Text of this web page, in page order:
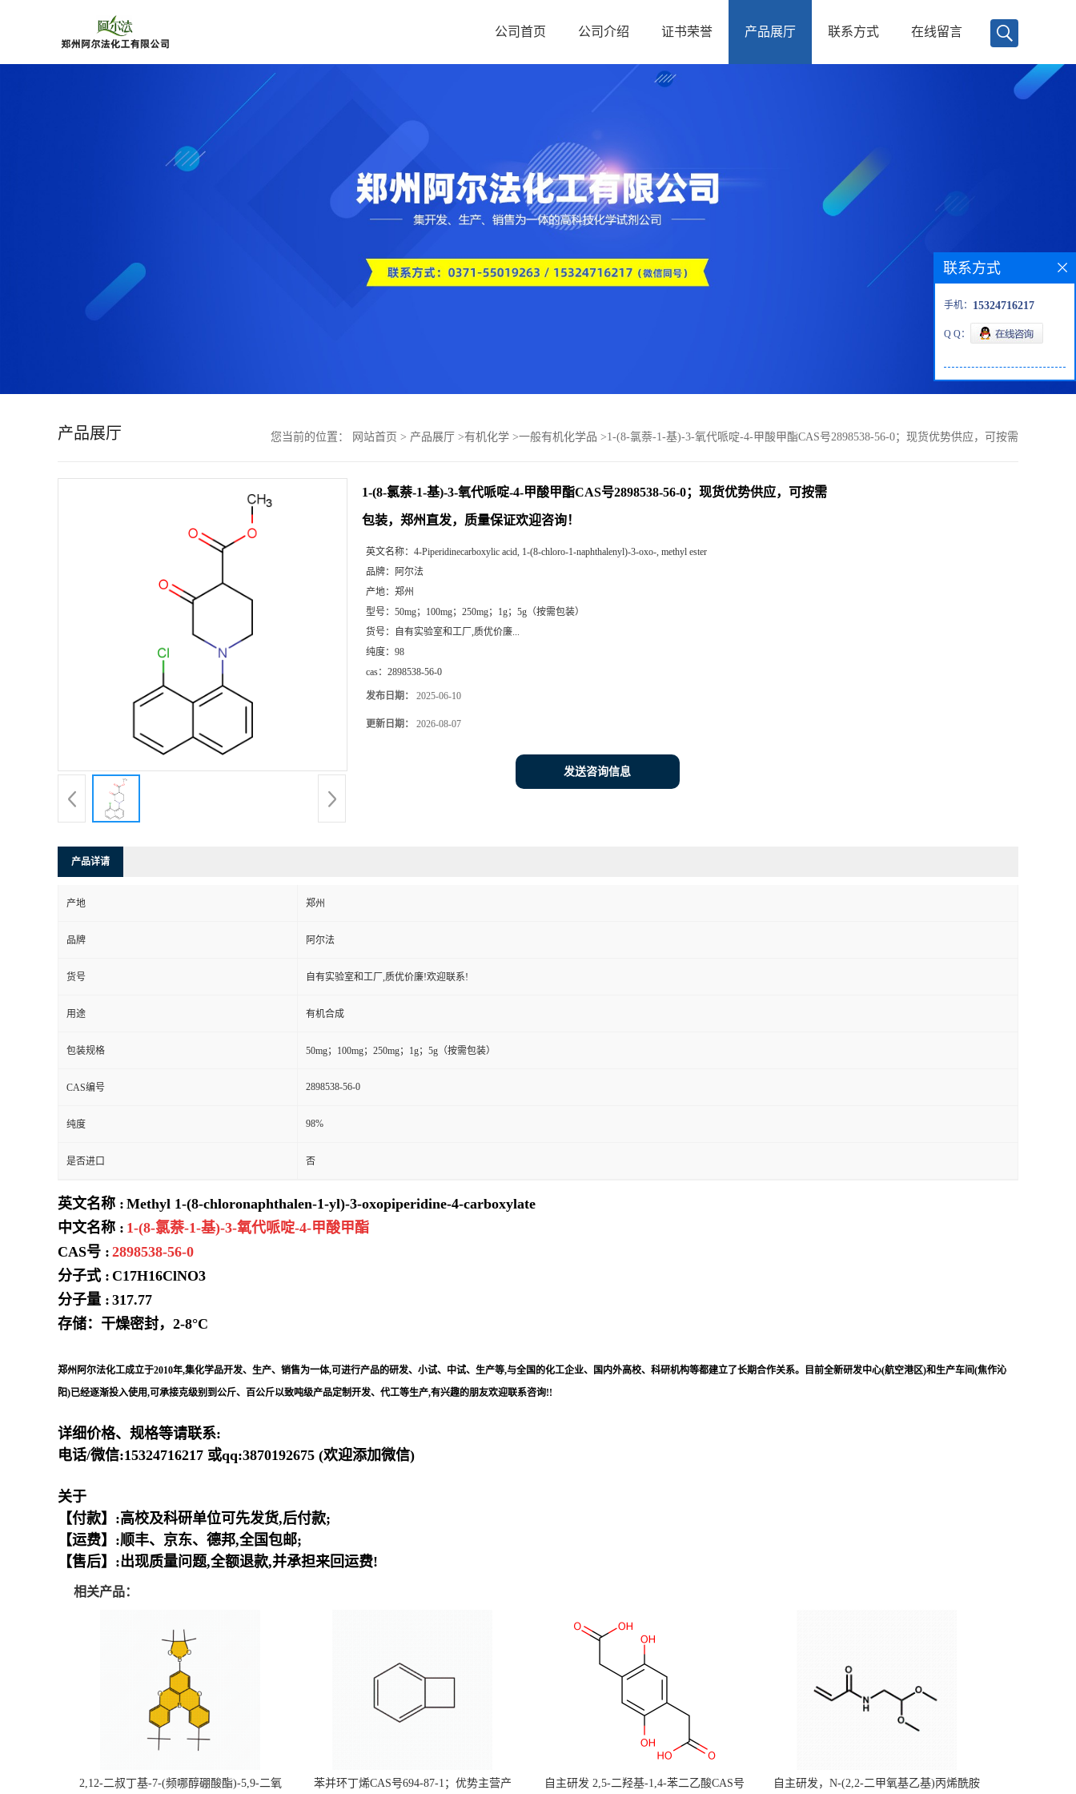
公司首页 公司介绍 证书荣誉 产品展厅 联系方式 在线留言
产品展厅 您当前的位置： 网站首页 > 产品展厅 >有机化学 >一般有机化学品 >1-(8-氯萘-1-基)-3-氧代哌啶-4-甲酸甲酯CAS号2898538-56-0；现货优势供应，可按需
1-(8-氯萘-1-基)-3-氧代哌啶-4-甲酸甲酯CAS号2898538-56-0；现货优势供应，可按需
包装，郑州直发，质量保证欢迎咨询！
英文名称： 4-Piperidinecarboxylic acid, 1-(8-chloro-1-naphthalenyl)-3-oxo-, methyl ester
品牌： 阿尔法
产地： 郑州
型号： 50mg；100mg；250mg；1g；5g（按需包装）
货号：
自有实验室和工厂,质优价廉...
纯度： 98
cas： 2898538-56-0
发布日期： 2025-06-10
更新日期： 2026-08-07
发送咨询信息
产品详请
产地 郑州
品牌 阿尔法
货号 自有实验室和工厂,质优价廉!欢迎联系!
用途 有机合成
包装规格 50mg；100mg；250mg；1g；5g（按需包装）
CAS编号 2898538-56-0
纯度 98%
是否进口 否
英文名称 : Methyl 1-(8-chloronaphthalen-1-yl)-3-oxopiperidine-4-carboxylate
中文名称 : 1-(8-氯萘-1-基)-3-氧代哌啶-4-甲酸甲酯
CAS号 : 2898538-56-0
分子式 : C17H16ClNO3
分子量 : 317.77
存储：干燥密封，2-8°C
郑州阿尔法化工成立于2010年,集化学品开发、生产、销售为一体,可进行产品的研发、小试、中试、生产等,与全国的化工企业、国内外高校、科研机构等都建立了长期合作关系。目前全新研发中心(航空港区)和生产车间(焦作沁
阳)已经逐渐投入使用,可承接克级别到公斤、百公斤以致吨级产品定制开发、代工等生产,有兴趣的朋友欢迎联系咨询!!
详细价格、规格等请联系:
电话/微信:15324716217 或qq:3870192675 (欢迎添加微信)
关于
【付款】:高校及科研单位可先发货,后付款;
【运费】:顺丰、京东、德邦,全国包邮;
【售后】:出现质量问题,全额退款,并承担来回运费!
相关产品：
2,12-二叔丁基-7-(频哪醇硼酸酯)-5,9-二氧 苯并环丁烯CAS号694-87-1；优势主营产 自主研发 2,5-二羟基-1,4-苯二乙酸CAS号 自主研发，N-(2,2-二甲氧基乙基)丙烯酰胺
联系方式
手机： 15324716217
Q Q：